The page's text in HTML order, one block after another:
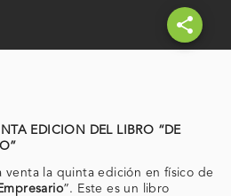
share
EDICION DEL LIBRO “DE
venta la quinta edición en físico de
”. Este es un libro